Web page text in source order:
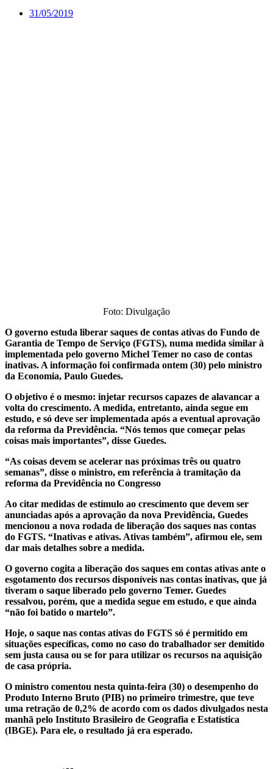
31/05/2019
Foto: Divulgação
O governo estuda liberar saques de contas ativas do Fundo de
Garantia de Tempo de Serviço (FGTS), numa medida similar à
implementada pelo governo Michel Temer no caso de contas
inativas. A informação foi confirmada ontem (30) pelo ministro
da Economia, Paulo Guedes.
O objetivo é o mesmo: injetar recursos capazes de alavancar a
volta do crescimento. A medida, entretanto, ainda segue em
estudo, e só deve ser implementada após a eventual aprovação
da reforma da Previdência. “Nós temos que começar pelas
coisas mais importantes”, disse Guedes.
“As coisas devem se acelerar nas próximas três ou quatro
semanas”, disse o ministro, em referência à tramitação da
reforma da Previdência no Congresso
Ao citar medidas de estímulo ao crescimento que devem ser
anunciadas após a aprovação da nova Previdência, Guedes
mencionou a nova rodada de liberação dos saques nas contas
do FGTS. “Inativas e ativas. Ativas também”, afirmou ele, sem
dar mais detalhes sobre a medida.
O governo cogita a liberação dos saques em contas ativas ante o
esgotamento dos recursos disponíveis nas contas inativas, que já
tiveram o saque liberado pelo governo Temer. Guedes
ressalvou, porém, que a medida segue em estudo, e que ainda
“não foi batido o martelo”.
Hoje, o saque nas contas ativas do FGTS só é permitido em
situações específicas, como no caso do trabalhador ser demitido
sem justa causa ou se for para utilizar os recursos na aquisição
de casa própria.
O ministro comentou nesta quinta-feira (30) o desempenho do
Produto Interno Bruto (PIB) no primeiro trimestre, que teve
uma retração de 0,2% de acordo com os dados divulgados nesta
manhã pelo Instituto Brasileiro de Geografia e Estatística
(IBGE). Para ele, o resultado já era esperado.